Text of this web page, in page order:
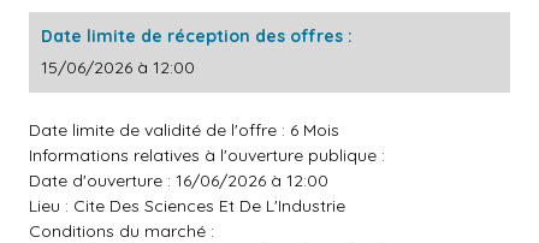
Date limite de réception des offres :
15/06/2026 à 12:00
Date limite de validité de l'offre : 6 Mois
Informations relatives à l'ouverture publique :
Date d'ouverture : 16/06/2026 à 12:00
Lieu : Cite Des Sciences Et De L'Industrie
Conditions du marché :